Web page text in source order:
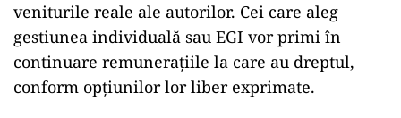
veniturile reale ale autorilor. Cei care aleg
gestiunea individuală sau EGI vor primi în
continuare remunerațiile la care au dreptul,
conform opțiunilor lor liber exprimate.